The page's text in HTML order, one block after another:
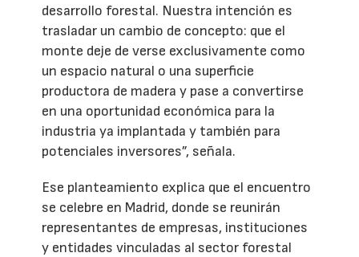
desarrollo forestal. Nuestra intención es
trasladar un cambio de concepto: que el
monte deje de verse exclusivamente como
un espacio natural o una superficie
productora de madera y pase a convertirse
en una oportunidad económica para la
industria ya implantada y también para
potenciales inversores”, señala.
Ese planteamiento explica que el encuentro
se celebre en Madrid, donde se reunirán
representantes de empresas, instituciones
y entidades vinculadas al sector forestal